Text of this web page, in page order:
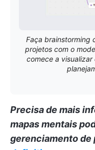
Faça brainstorming
projetos com o
comece a
Precisa de mais
mapas mentais
gerenciamento de